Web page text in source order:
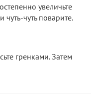
увеличьте
чуть поварите.
гренками. Затем